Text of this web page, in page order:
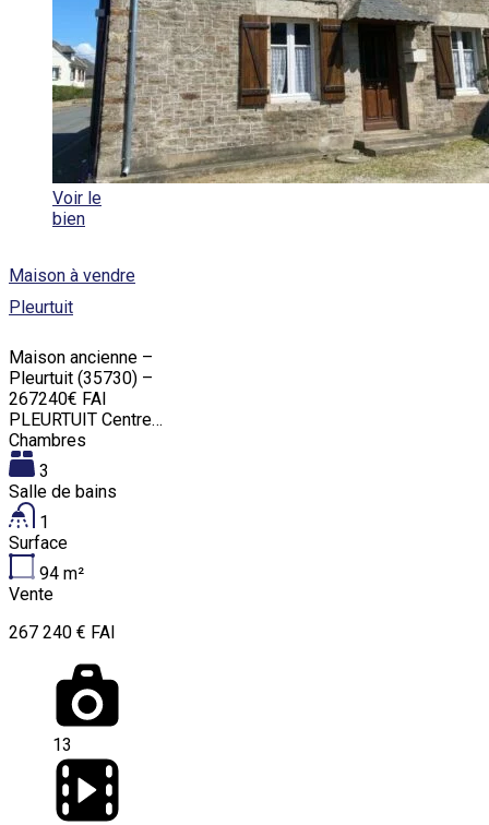
Voir le
bien
Maison à vendre
Pleurtuit
Maison ancienne –
Pleurtuit (35730) –
267240€ FAI
PLEURTUIT Centre…
Chambres
3
Salle de bains
1
Surface
94 m²
Vente
267 240 € FAI
13